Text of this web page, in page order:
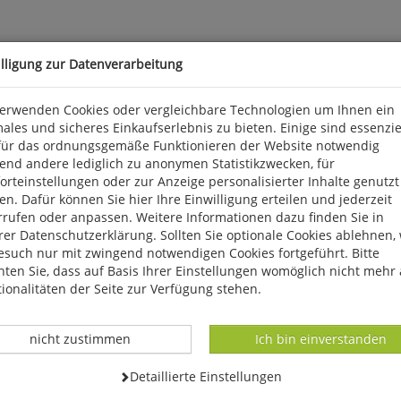
auf zahlreichen Spielplätzen, Schulhöfen oder öffentlichen
- gespielt werden. Leider sind diese Steintische
neues Leben einzuhauchen. Wie dies gelingen kann, zeigt
zur Datenverarbeitung
Cookies oder vergleichbare Technologien um Ihnen ein
und sicheres Einkaufserlebnis zu bieten. Einige sind
das ordnungsgemäße Funktionieren der Website notwendig
andere lediglich zu anonymen Statistikzwecken, für
oder zur Anzeige personalisierter Inhalte genutzt
Dafür können Sie hier Ihre Einwilligung erteilen und jederzeit
oder anpassen. Weitere Informationen dazu finden Sie in
Datenschutzerklärung. Sollten Sie optionale Cookies ablehnen,
nur mit zwingend notwendigen Cookies fortgeführt. Bitte
Sie, dass auf Basis Ihrer Einstellungen womöglich nicht mehr
der Seite zur Verfügung stehen.
Datenverarbeitung -
Ich bin einverstanden
Datenverarbeitung -
nicht zustimmen
Datenverarbeitung -
Detaillierte Einstellungen